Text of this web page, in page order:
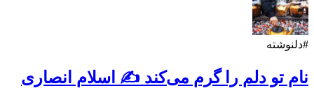
#دلنوشته
نام تو دلم را گرم می‌کند ✍️ اسلام انصاری